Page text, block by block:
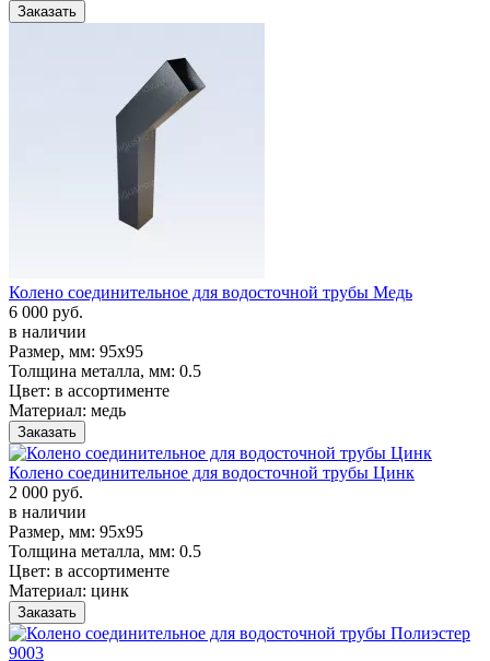
Заказать
Колено соединительное для водосточной трубы Медь
6 000 руб.
в наличии
Размер, мм: 95х95
Толщина металла, мм: 0.5
Цвет: в ассортименте
Материал: медь
Заказать
Колено соединительное для водосточной трубы Цинк
2 000 руб.
в наличии
Размер, мм: 95х95
Толщина металла, мм: 0.5
Цвет: в ассортименте
Материал: цинк
Заказать